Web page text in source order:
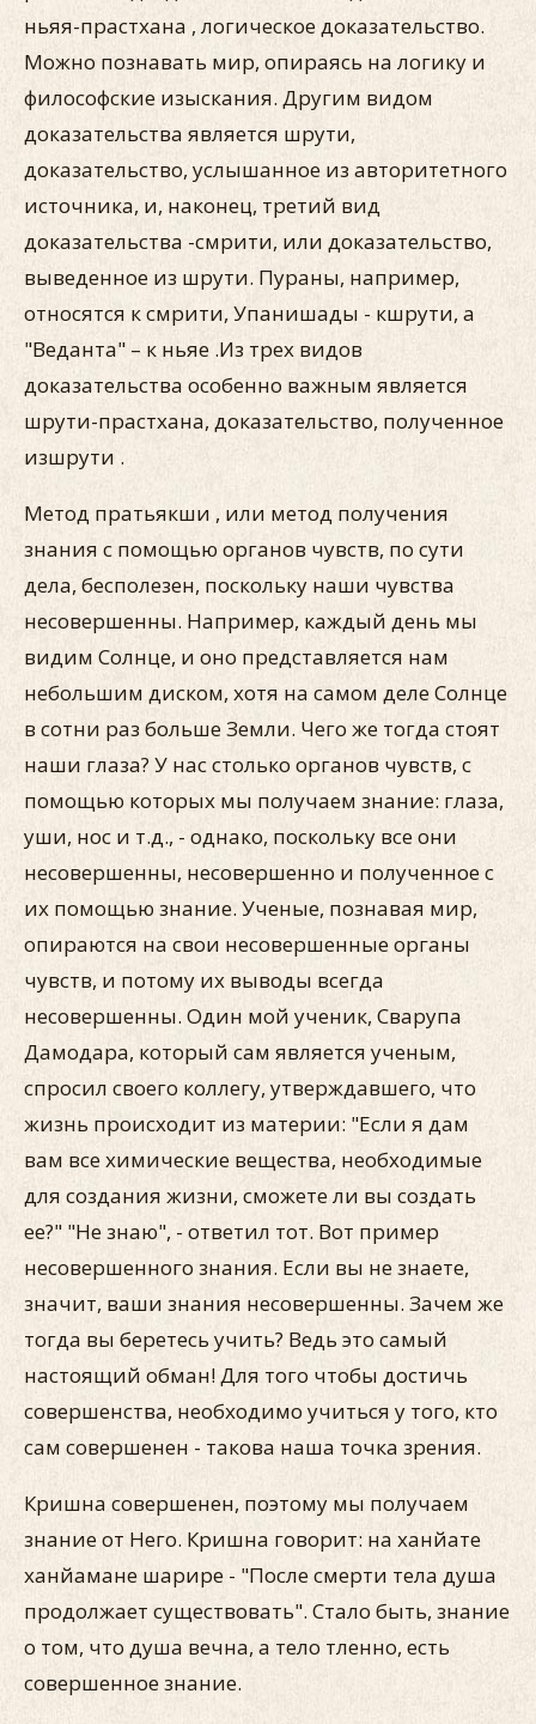
ньяя-прастхана , логическое доказательство.
Можно познавать мир, опираясь на логику и
философские изыскания. Другим видом
доказательства является шрути,
доказательство, услышанное из авторитетного
источника, и, наконец, третий вид
доказательства -смрити, или доказательство,
выведенное из шрути. Пураны, например,
относятся к смрити, Упанишады - кшрути, а
"Веданта" – к ньяе .Из трех видов
доказательства особенно важным является
шрути-прастхана, доказательство, полученное
изшрути .
Метод пратьякши , или метод получения
знания с помощью органов чувств, по сути
дела, бесполезен, поскольку наши чувства
несовершенны. Например, каждый день мы
видим Солнце, и оно представляется нам
небольшим диском, хотя на самом деле Солнце
в сотни раз больше Земли. Чего же тогда стоят
наши глаза? У нас столько органов чувств, с
помощью которых мы получаем знание: глаза,
уши, нос и т.д., - однако, поскольку все они
несовершенны, несовершенно и полученное с
их помощью знание. Ученые, познавая мир,
опираются на свои несовершенные органы
чувств, и потому их выводы всегда
несовершенны. Один мой ученик, Сварупа
Дамодара, который сам является ученым,
спросил своего коллегу, утверждавшего, что
жизнь происходит из материи: "Если я дам
вам все химические вещества, необходимые
для создания жизни, сможете ли вы создать
ее?" "Не знаю", - ответил тот. Вот пример
несовершенного знания. Если вы не знаете,
значит, ваши знания несовершенны. Зачем же
тогда вы беретесь учить? Ведь это самый
настоящий обман! Для того чтобы достичь
совершенства, необходимо учиться у того, кто
сам совершенен - такова наша точка зрения.
Кришна совершенен, поэтому мы получаем
знание от Него. Кришна говорит: на ханйате
ханйамане шарире - "После смерти тела душа
продолжает существовать". Стало быть, знание
о том, что душа вечна, а тело тленно, есть
совершенное знание.